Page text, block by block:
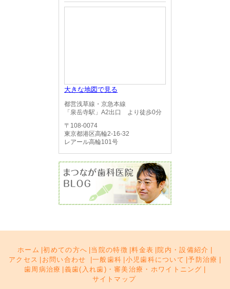
大きな地図で見る
都営浅草線・京急本線
「泉岳寺駅」A2出口 より徒歩0分
〒108-0074
東京都港区高輪2-16-32
レアール高輪101号
ホーム |初めての方へ 当院の特徴 |料金表 院内・設備紹介
アクセス
お問い合わせ |一般歯科 小児歯科について |予防治療
歯周病治療
義歯(入れ歯)・審美治療・ホワイトニング
サイトマップ